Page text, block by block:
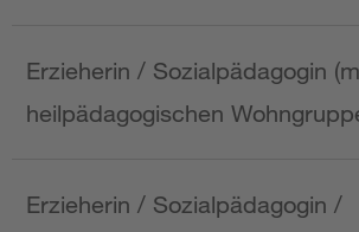
Erzieherin / Sozialpädagogin
heilpädagogischen
Erzieherin / Sozialpädagogin /